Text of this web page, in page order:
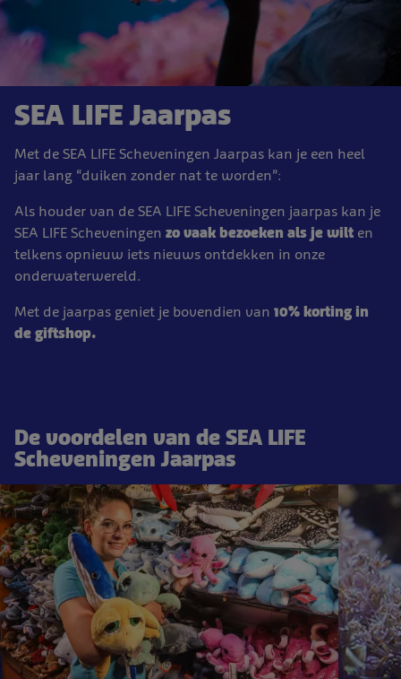
SEA LIFE Jaarpas
Met de SEA LIFE Scheveningen Jaarpas kan je een heel
jaar lang “duiken zonder nat te worden”:
Als houder van de SEA LIFE Scheveningen jaarpas kan je
SEA LIFE Scheveningen zo vaak bezoeken als je wilt en
telkens opnieuw iets nieuws ontdekken in onze
onderwaterwereld.
Met de jaarpas geniet je bovendien van 10% korting in
de giftshop.
De voordelen van de SEA LIFE
Scheveningen Jaarpas